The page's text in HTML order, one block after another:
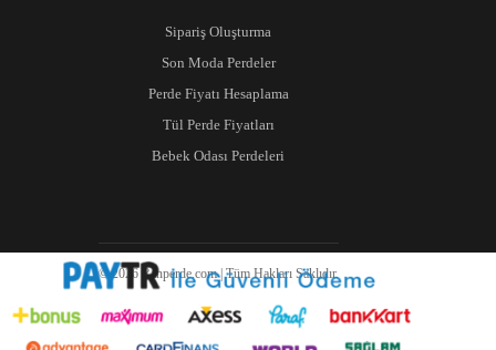
Sipariş Oluşturma
Son Moda Perdeler
Perde Fiyatı Hesaplama
Tül Perde Fiyatları
Bebek Odası Perdeleri
© 2026 Ranperde.com | Tüm Hakları Saklıdır.